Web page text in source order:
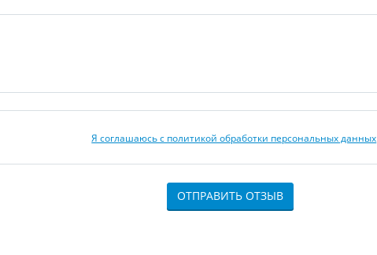
Я соглашаюсь с политикой обработки персональных данных
ОТПРАВИТЬ ОТЗЫВ